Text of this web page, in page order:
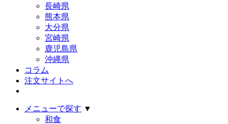
長崎県
熊本県
大分県
宮崎県
鹿児島県
沖縄県
コラム
注文サイトへ
メニューで探す ▼
和食